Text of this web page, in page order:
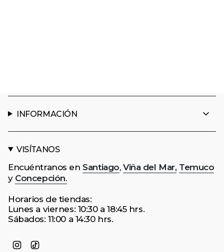
INFORMACIÓN
VISÍTANOS
Encuéntranos en Santiago, Viña del Mar, Temuco
y Concepción.
Horarios de tiendas:
Lunes a viernes: 10:30 a 18:45 hrs.
Sábados: 11:00 a 14:30 hrs.
Instagram